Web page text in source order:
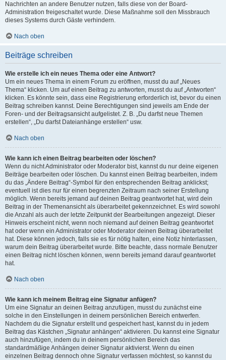
Nachrichten an andere Benutzer nutzen, falls diese von der Board-
Administration freigeschaltet wurde. Diese Maßnahme soll den Missbrauch
dieses Systems durch Gäste verhindern.
Nach oben
Beiträge schreiben
Wie erstelle ich ein neues Thema oder eine Antwort?
Um ein neues Thema in einem Forum zu eröffnen, musst du auf „Neues
Thema“ klicken. Um auf einen Beitrag zu antworten, musst du auf „Antworten“
klicken. Es könnte sein, dass eine Registrierung erforderlich ist, bevor du einen
Beitrag schreiben kannst. Deine Berechtigungen sind jeweils am Ende der
Foren- und der Beitragsansicht aufgelistet. Z. B. „Du darfst neue Themen
erstellen“, „Du darfst Dateianhänge erstellen“ usw.
Nach oben
Wie kann ich einen Beitrag bearbeiten oder löschen?
Wenn du nicht Administrator oder Moderator bist, kannst du nur deine eigenen
Beiträge bearbeiten oder löschen. Du kannst einen Beitrag bearbeiten, indem
du das „Ändere Beitrag“-Symbol für den entsprechenden Beitrag anklickst;
eventuell ist dies nur für einen begrenzten Zeitraum nach seiner Erstellung
möglich. Wenn bereits jemand auf deinen Beitrag geantwortet hat, wird dein
Beitrag in der Themenansicht als überarbeitet gekennzeichnet. Es wird sowohl
die Anzahl als auch der letzte Zeitpunkt der Bearbeitungen angezeigt. Dieser
Hinweis erscheint nicht, wenn noch niemand auf deinen Beitrag geantwortet
hat oder wenn ein Administrator oder Moderator deinen Beitrag überarbeitet
hat. Diese können jedoch, falls sie es für nötig halten, eine Notiz hinterlassen,
warum dein Beitrag überarbeitet wurde. Bitte beachte, dass normale Benutzer
einen Beitrag nicht löschen können, wenn bereits jemand darauf geantwortet
hat.
Nach oben
Wie kann ich meinem Beitrag eine Signatur anfügen?
Um eine Signatur an deinen Beitrag anzufügen, musst du zunächst eine
solche in den Einstellungen in deinem persönlichen Bereich entwerfen.
Nachdem du die Signatur erstellt und gespeichert hast, kannst du in jedem
Beitrag das Kästchen „Signatur anhängen“ aktivieren. Du kannst eine Signatur
auch hinzufügen, indem du in deinem persönlichen Bereich das
standardmäßige Anhängen deiner Signatur aktivierst. Wenn du einen
einzelnen Beitrag dennoch ohne Signatur verfassen möchtest, so kannst du